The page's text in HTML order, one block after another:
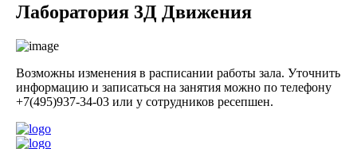
Лаборатория 3Д Движения
Возможны изменения в расписании работы зала. Уточнить
информацию и записаться на занятия можно по телефону
+7(495)937-34-03 или у сотрудников ресепшен.